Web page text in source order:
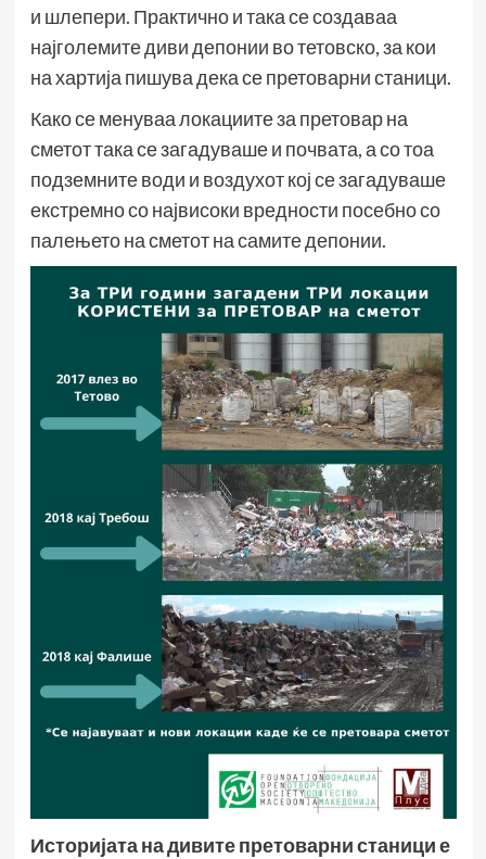
и шлепери. Практично и така се создаваа
најголемите диви депонии во тетовско, за кои
на хартија пишува дека се претоварни станици.
Како се менуваа локациите за претовар на
сметот така се загадуваше и почвата, а со тоа
подземните води и воздухот кој се загадуваше
екстремно со највисоки вредности посебно со
палењето на сметот на самите депонии.
Историјата на дивите претоварни станици е